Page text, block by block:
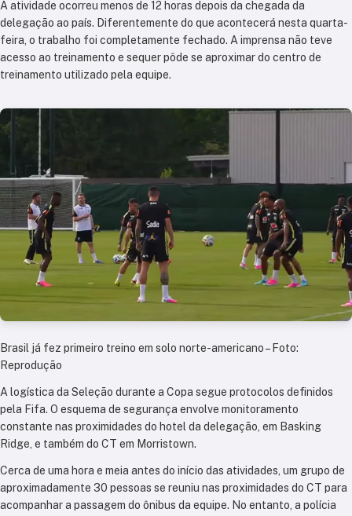
A atividade ocorreu menos de 12 horas depois da chegada da
delegação ao país. Diferentemente do que acontecerá nesta quarta-
feira, o trabalho foi completamente fechado. A imprensa não teve
acesso ao treinamento e sequer pôde se aproximar do centro de
treinamento utilizado pela equipe.
Brasil já fez primeiro treino em solo norte-americano – Foto:
Reprodução
A logística da Seleção durante a Copa segue protocolos definidos
pela Fifa. O esquema de segurança envolve monitoramento
constante nas proximidades do hotel da delegação, em Basking
Ridge, e também do CT em Morristown.
Cerca de uma hora e meia antes do início das atividades, um grupo de
aproximadamente 30 pessoas se reuniu nas proximidades do CT para
acompanhar a passagem do ônibus da equipe. No entanto, a polícia